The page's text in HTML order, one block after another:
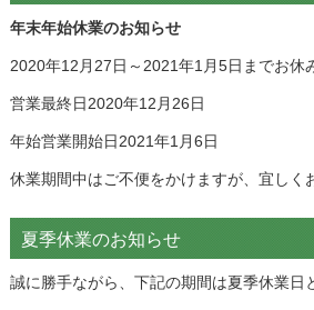
年末年始休業のお知らせ
2020年12月27日～2021年1月5日までお休
営業最終日2020年12月26日
年始営業開始日2021年1月6日
休業期間中はご不便をかけますが、宜しく
夏季休業のお知らせ
誠に勝手ながら、下記の期間は夏季休業日